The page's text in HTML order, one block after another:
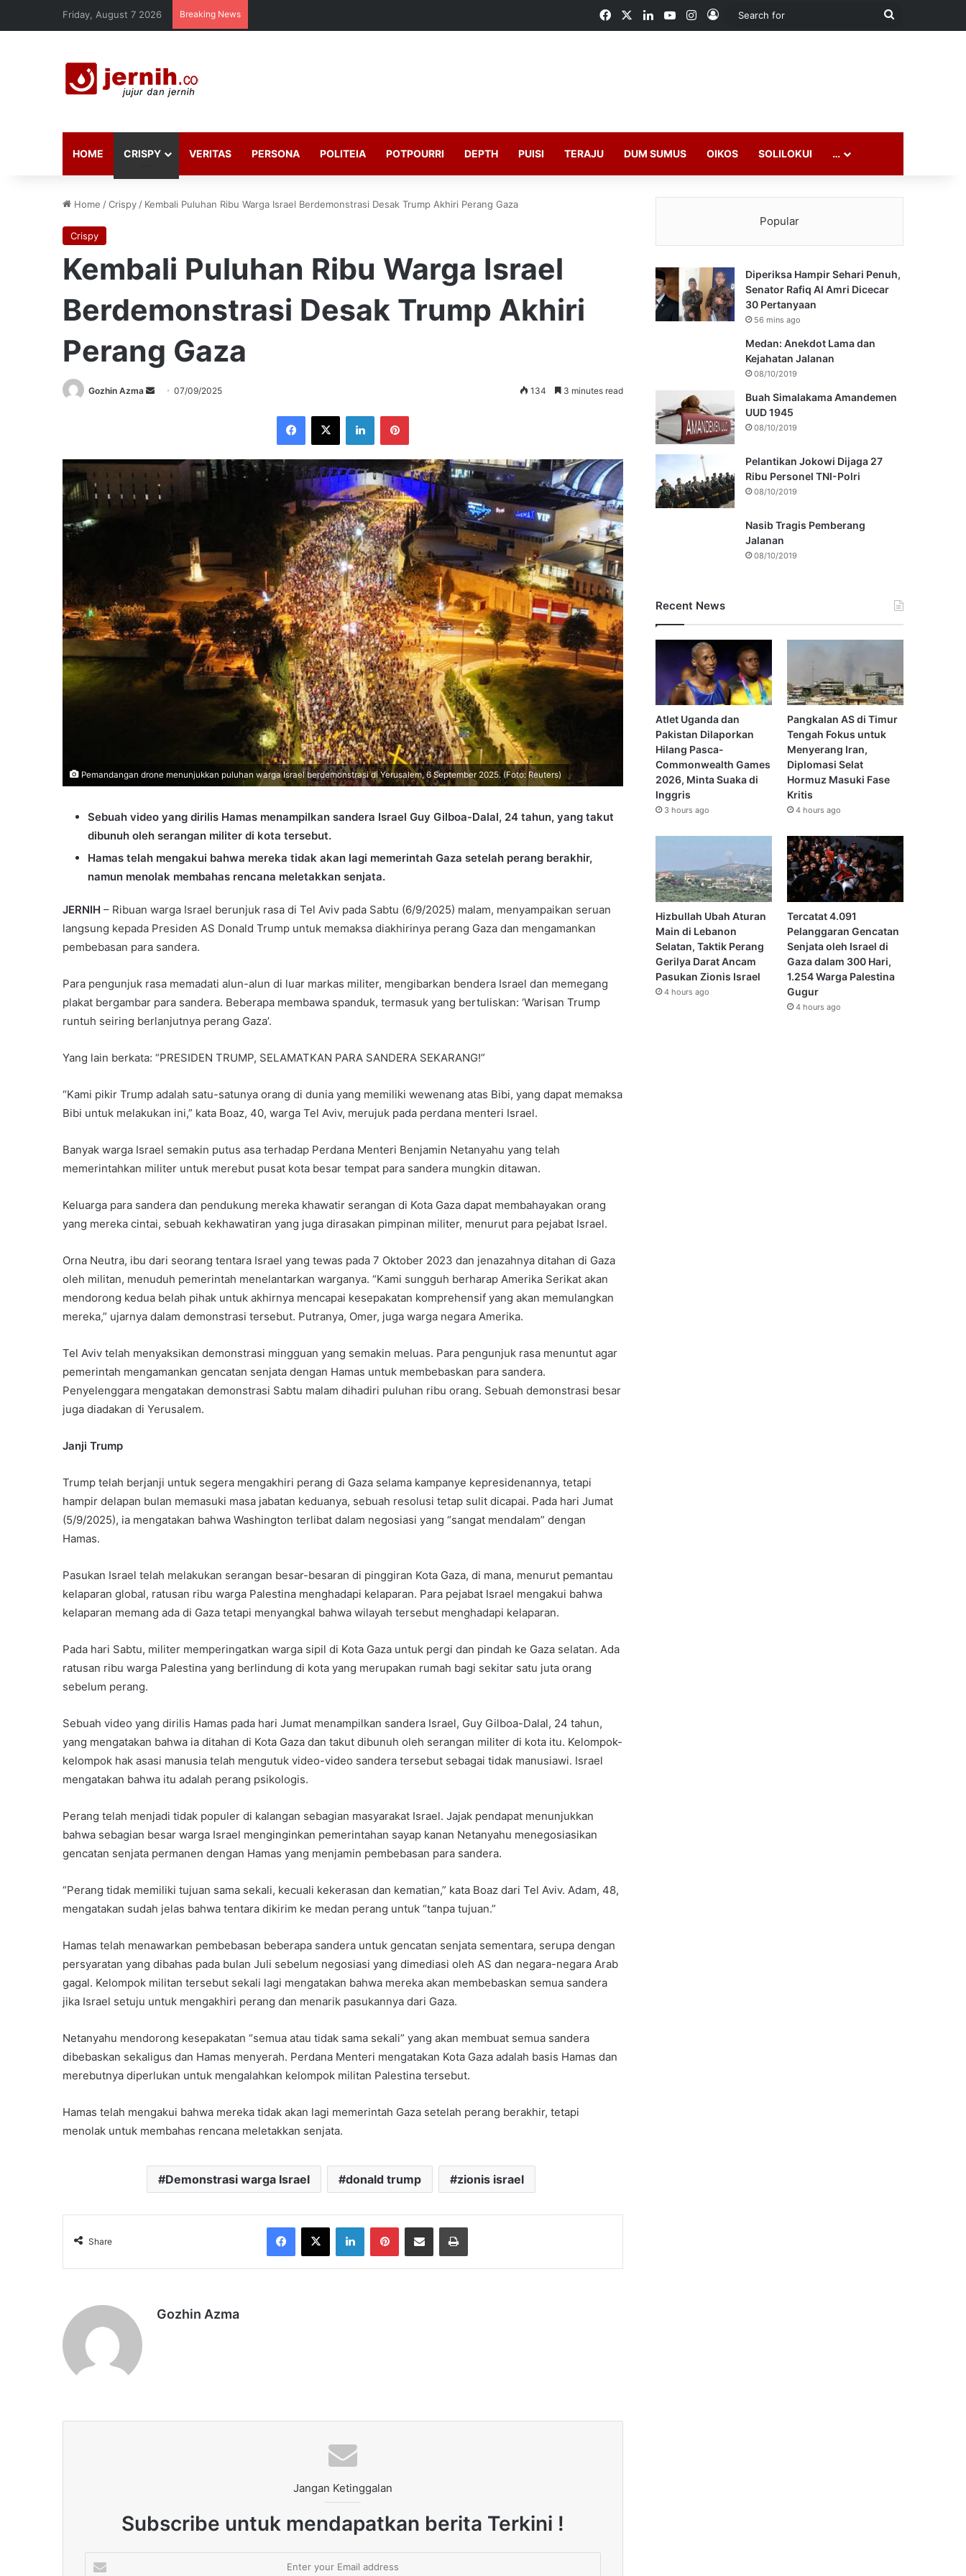
Friday, August 7 2026 Breaking News FacebookLinkedInYouTubeInstagram
Log In
Search
HOME CRISPY VERITAS PERSONA POLITEIA POTPOURRI DEPTH PUISI TERAJU DUM SUMUS OIKOS SOLILOKUI …
Home /Crispy / Kembali Puluhan Ribu Warga Israel Berdemonstrasi Desak Trump Akhiri Perang Gaza
Crispy
Kembali Puluhan Ribu Warga Israel
Berdemonstrasi Desak Trump Akhiri
Perang Gaza
Gozhin Azma
Send07/09/2025 134 3 minutes read
Facebook
X LinkedInPinterest
Pemandangan drone menunjukkan puluhan warga Israel berdemonstrasi di Yerusalem, 6 September 2025. (Foto: Reuters)
Sebuah video yang dirilis Hamas menampilkan sandera Israel Guy Gilboa-Dalal, 24 tahun, yang takut
dibunuh oleh serangan militer di kota tersebut.
Hamas telah mengakui bahwa mereka tidak akan lagi memerintah Gaza setelah perang berakhir,
namun menolak membahas rencana meletakkan senjata.
JERNIH – Ribuan warga Israel berunjuk rasa di Tel Aviv pada Sabtu (6/9/2025) malam, menyampaikan seruan
langsung kepada Presiden AS Donald Trump untuk memaksa diakhirinya perang Gaza dan mengamankan
pembebasan para sandera.
Para pengunjuk rasa memadati alun-alun di luar markas militer, mengibarkan bendera Israel dan memegang
plakat bergambar para sandera. Beberapa membawa spanduk, termasuk yang bertuliskan: ‘Warisan Trump
runtuh seiring berlanjutnya perang Gaza’.
Yang lain berkata: “PRESIDEN TRUMP, SELAMATKAN PARA SANDERA SEKARANG!”
“Kami pikir Trump adalah satu-satunya orang di dunia yang memiliki wewenang atas Bibi, yang dapat memaksa
Bibi untuk melakukan ini,” kata Boaz, 40, warga Tel Aviv, merujuk pada perdana menteri Israel.
Banyak warga Israel semakin putus asa terhadap Perdana Menteri Benjamin Netanyahu yang telah
memerintahkan militer untuk merebut pusat kota besar tempat para sandera mungkin ditawan.
Keluarga para sandera dan pendukung mereka khawatir serangan di Kota Gaza dapat membahayakan orang
yang mereka cintai, sebuah kekhawatiran yang juga dirasakan pimpinan militer, menurut para pejabat Israel.
Orna Neutra, ibu dari seorang tentara Israel yang tewas pada 7 Oktober 2023 dan jenazahnya ditahan di Gaza
oleh militan, menuduh pemerintah menelantarkan warganya. “Kami sungguh berharap Amerika Serikat akan
mendorong kedua belah pihak untuk akhirnya mencapai kesepakatan komprehensif yang akan memulangkan
mereka,” ujarnya dalam demonstrasi tersebut. Putranya, Omer, juga warga negara Amerika.
Tel Aviv telah menyaksikan demonstrasi mingguan yang semakin meluas. Para pengunjuk rasa menuntut agar
pemerintah mengamankan gencatan senjata dengan Hamas untuk membebaskan para sandera.
Penyelenggara mengatakan demonstrasi Sabtu malam dihadiri puluhan ribu orang. Sebuah demonstrasi besar
juga diadakan di Yerusalem.
Janji Trump
Trump telah berjanji untuk segera mengakhiri perang di Gaza selama kampanye kepresidenannya, tetapi
hampir delapan bulan memasuki masa jabatan keduanya, sebuah resolusi tetap sulit dicapai. Pada hari Jumat
(5/9/2025), ia mengatakan bahwa Washington terlibat dalam negosiasi yang “sangat mendalam” dengan
Hamas.
Pasukan Israel telah melakukan serangan besar-besaran di pinggiran Kota Gaza, di mana, menurut pemantau
kelaparan global, ratusan ribu warga Palestina menghadapi kelaparan. Para pejabat Israel mengakui bahwa
kelaparan memang ada di Gaza tetapi menyangkal bahwa wilayah tersebut menghadapi kelaparan.
Pada hari Sabtu, militer memperingatkan warga sipil di Kota Gaza untuk pergi dan pindah ke Gaza selatan. Ada
ratusan ribu warga Palestina yang berlindung di kota yang merupakan rumah bagi sekitar satu juta orang
sebelum perang.
Sebuah video yang dirilis Hamas pada hari Jumat menampilkan sandera Israel, Guy Gilboa-Dalal, 24 tahun,
yang mengatakan bahwa ia ditahan di Kota Gaza dan takut dibunuh oleh serangan militer di kota itu. Kelompok-
kelompok hak asasi manusia telah mengutuk video-video sandera tersebut sebagai tidak manusiawi. Israel
mengatakan bahwa itu adalah perang psikologis.
Perang telah menjadi tidak populer di kalangan sebagian masyarakat Israel. Jajak pendapat menunjukkan
bahwa sebagian besar warga Israel menginginkan pemerintahan sayap kanan Netanyahu menegosiasikan
gencatan senjata permanen dengan Hamas yang menjamin pembebasan para sandera.
“Perang tidak memiliki tujuan sama sekali, kecuali kekerasan dan kematian,” kata Boaz dari Tel Aviv. Adam, 48,
mengatakan sudah jelas bahwa tentara dikirim ke medan perang untuk “tanpa tujuan.”
Hamas telah menawarkan pembebasan beberapa sandera untuk gencatan senjata sementara, serupa dengan
persyaratan yang dibahas pada bulan Juli sebelum negosiasi yang dimediasi oleh AS dan negara-negara Arab
gagal. Kelompok militan tersebut sekali lagi mengatakan bahwa mereka akan membebaskan semua sandera
jika Israel setuju untuk mengakhiri perang dan menarik pasukannya dari Gaza.
Netanyahu mendorong kesepakatan “semua atau tidak sama sekali” yang akan membuat semua sandera
dibebaskan sekaligus dan Hamas menyerah. Perdana Menteri mengatakan Kota Gaza adalah basis Hamas dan
merebutnya diperlukan untuk mengalahkan kelompok militan Palestina tersebut.
Hamas telah mengakui bahwa mereka tidak akan lagi memerintah Gaza setelah perang berakhir, tetapi
menolak untuk membahas rencana meletakkan senjata.
Demonstrasi warga Israel donald trump zionis israel
Share
Facebook
X LinkedInPinterestShare via Email Print
Gozhin Azma
Jangan Ketinggalan
Subscribe untuk mendapatkan berita Terkini !
Popular
Diperiksa Hampir Sehari Penuh,
Senator Rafiq Al Amri Dicecar
30 Pertanyaan
56 mins ago
Medan: Anekdot Lama dan
Kejahatan Jalanan
08/10/2019
Buah Simalakama Amandemen
UUD 1945
08/10/2019
Pelantikan Jokowi Dijaga 27
Ribu Personel TNI-Polri
08/10/2019
Nasib Tragis Pemberang
Jalanan
08/10/2019
Recent News
Atlet Uganda dan
Pakistan Dilaporkan
Hilang Pasca-
Commonwealth Games
2026, Minta Suaka di
Inggris
3 hours ago
Pangkalan AS di Timur
Tengah Fokus untuk
Menyerang Iran,
Diplomasi Selat
Hormuz Masuki Fase
Kritis
4 hours ago
Hizbullah Ubah Aturan
Main di Lebanon
Selatan, Taktik Perang
Gerilya Darat Ancam
Pasukan Zionis Israel
4 hours ago
Tercatat 4.091
Pelanggaran Gencatan
Senjata oleh Israel di
Gaza dalam 300 Hari,
1.254 Warga Palestina
Gugur
4 hours ago